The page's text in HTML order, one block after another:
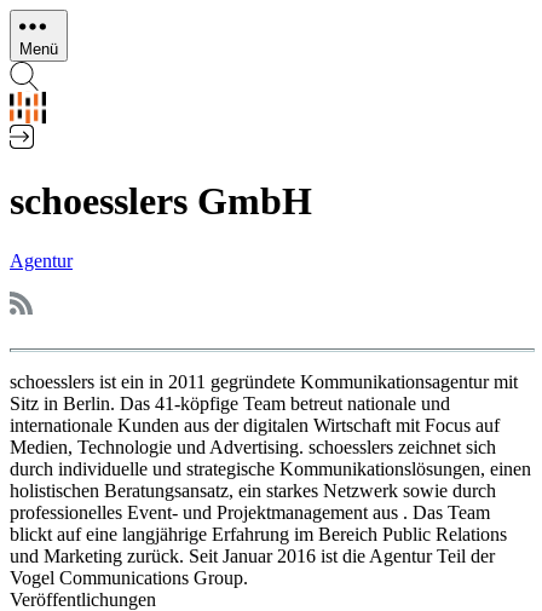
Direkt
zum
Inhalt
Menü
schoesslers GmbH
Agentur
schoesslers ist ein in 2011 gegründete Kommunikationsagentur mit
Sitz in Berlin. Das 41-köpfige Team betreut nationale und
internationale Kunden aus der digitalen Wirtschaft mit Focus auf
Medien, Technologie und Advertising. schoesslers zeichnet sich
durch individuelle und strategische Kommunikationslösungen, einen
holistischen Beratungsansatz, ein starkes Netzwerk sowie durch
professionelles Event- und Projektmanagement aus . Das Team
blickt auf eine langjährige Erfahrung im Bereich Public Relations
und Marketing zurück. Seit Januar 2016 ist die Agentur Teil der
Vogel Communications Group.
Veröffentlichungen